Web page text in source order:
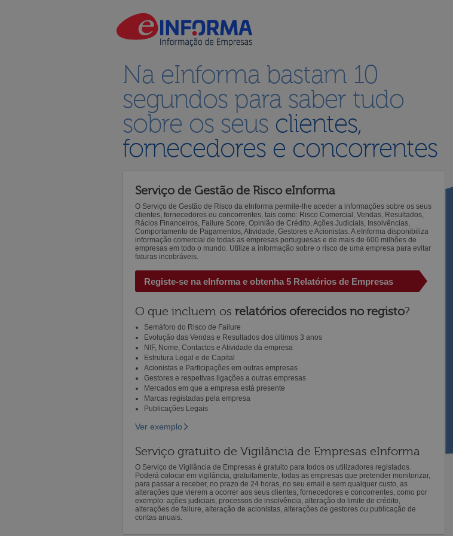
Na eInforma bastam 10
segundos para saber tudo
sobre os seus clientes,
fornecedores e concorrentes
Serviço de Gestão de Risco eInforma
O Serviço de Gestão de Risco da eInforma permite-lhe aceder a informações sobre os seus
clientes, fornecedores ou concorrentes, tais como: Risco Comercial, Vendas, Resultados,
Rácios Financeiros, Failure Score, Opinião de Crédito, Ações Judiciais, Insolvências,
Comportamento de Pagamentos, Atividade, Gestores e Acionistas. A eInforma disponibiliza
informação comercial de todas as empresas portuguesas e de mais de 600 milhões de
empresas em todo o mundo. Utilize a informação sobre o risco de uma empresa para evitar
faturas incobráveis.
Registe-se na eInforma e obtenha 5 Relatórios de Empresas
O que incluem os relatórios oferecidos no registo?
Semáforo do Risco de Failure
Evolução das Vendas e Resultados dos últimos 3 anos
NIF, Nome, Contactos e Atividade da empresa
Estrutura Legal e de Capital
Acionistas e Participações em outras empresas
Gestores e respetivas ligações a outras empresas
Mercados em que a empresa está presente
Marcas registadas pela empresa
Publicações Legais
Ver exemplo
Serviço gratuito de Vigilância de Empresas eInforma
O Serviço de Vigilância de Empresas é gratuito para todos os utilizadores registados.
Poderá colocar em vigilância, gratuitamente, todas as empresas que pretender monitorizar,
para passar a receber, no prazo de 24 horas, no seu email e sem qualquer custo, as
alterações que vierem a ocorrer aos seus clientes, fornecedores e concorrentes, como por
exemplo: ações judiciais, processos de insolvência, alteração do limite de crédito,
alterações de failure, alteração de acionistas, alterações de gestores ou publicação de
contas anuais.